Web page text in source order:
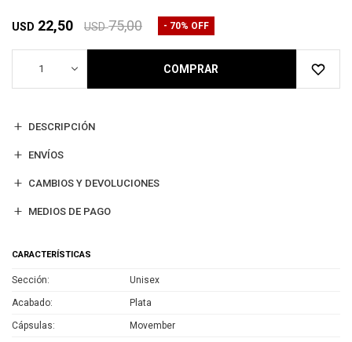
USD 22,50 USD 75,00 70
1 COMPRAR
DESCRIPCIÓN
ENVÍOS
CAMBIOS Y DEVOLUCIONES
MEDIOS DE PAGO
CARACTERÍSTICAS
Sección Unisex
Acabado Plata
Cápsulas Movember